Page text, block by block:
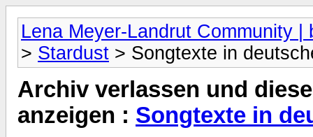
Lena Meyer-Landrut Community |
> Stardust > Songtexte in
Archiv verlassen und
anzeigen : Songtexte in